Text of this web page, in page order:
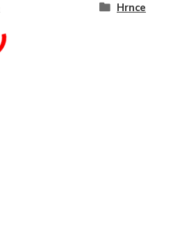
Hrnce